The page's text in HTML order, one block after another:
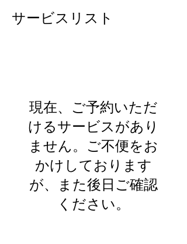
サービスリスト
現在、ご予約いただ
けるサービスがあり
ません。ご不便をお
かけしております
が、また後日ご確認
ください。